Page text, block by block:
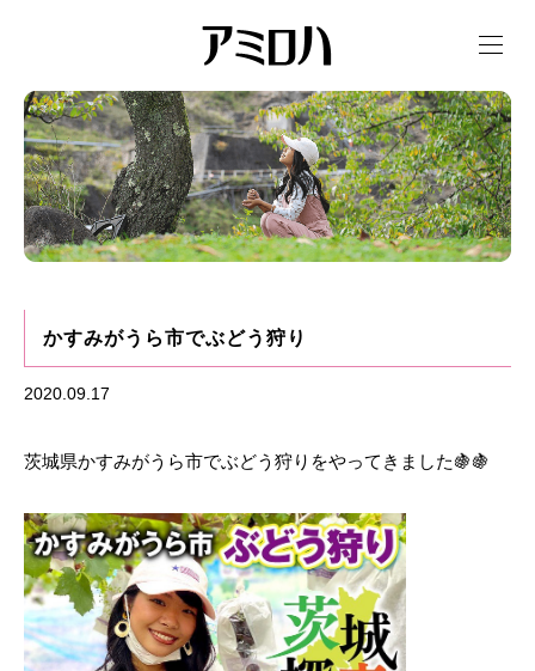
t
g
l
e
n
a
v
i
g
a
t
かすみがうら市でぶどう狩り
2020.09.17
茨城県かすみがうら市でぶどう狩りをやってきました🍇🍇